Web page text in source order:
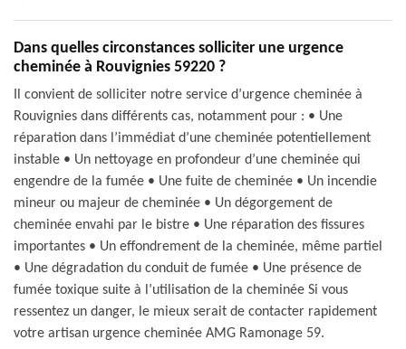
Dans quelles circonstances solliciter une urgence
cheminée à Rouvignies 59220 ?
Il convient de solliciter notre service d’urgence cheminée à
Rouvignies dans différents cas, notamment pour : • Une
réparation dans l’immédiat d’une cheminée potentiellement
instable • Un nettoyage en profondeur d’une cheminée qui
engendre de la fumée • Une fuite de cheminée • Un incendie
mineur ou majeur de cheminée • Un dégorgement de
cheminée envahi par le bistre • Une réparation des fissures
importantes • Un effondrement de la cheminée, même partiel
• Une dégradation du conduit de fumée • Une présence de
fumée toxique suite à l’utilisation de la cheminée Si vous
ressentez un danger, le mieux serait de contacter rapidement
votre artisan urgence cheminée AMG Ramonage 59.